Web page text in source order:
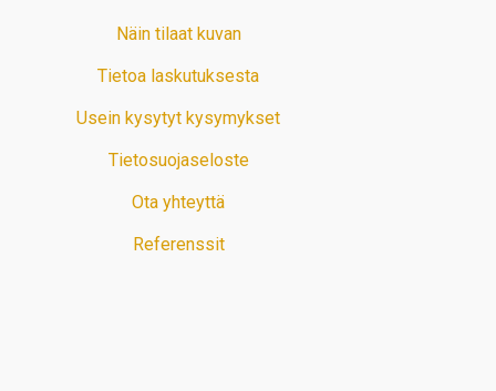
Näin tilaat kuvan
Tietoa laskutuksesta
Usein kysytyt kysymykset
Tietosuojaseloste
Ota yhteyttä
Referenssit